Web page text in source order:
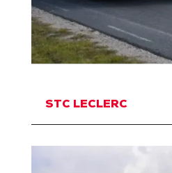
STC LECLERC